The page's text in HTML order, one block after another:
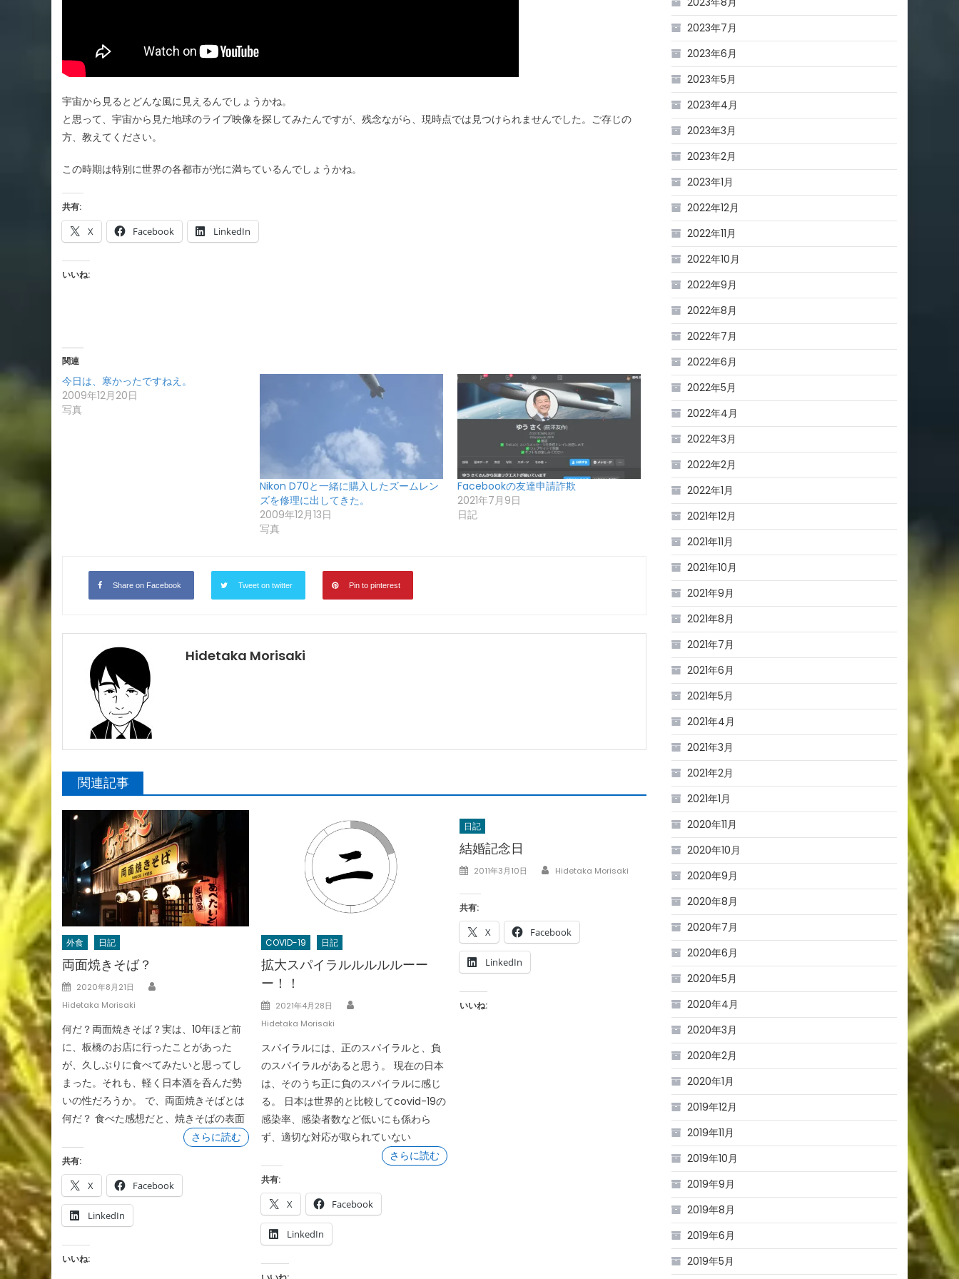
宇宙から見るとどんな風に見えるんでしょうかね。
と思って、宇宙から見た地球のライブ映像を探してみたんですが、残念ながら、現時点では見つけられませんでした。ご存じの
方、教えてください。
この時期は特別に世界の各都市が光に満ちているんでしょうかね。
共有:
X Facebook LinkedIn
いいね:
関連
今日は、寒かったですねえ。
2009年12月20日
写真
Nikon D70と一緒に購入したズームレン
ズを修理に出してきた。
2009年12月13日
写真
Facebookの友達申請詐欺
2021年7月9日
日記
Share on Facebook Tweet on twitter Pin to pinterest
Hidetaka Morisaki
関連記事
外食 日記
両面焼きそば？
Posted
on
2020年8月21日
Hidetaka Morisaki
何だ？両面焼きそば？実は、10年ほど前
に、板橋のお店に行ったことがあった
が、久しぶりに食べてみたいと思ってし
まった。それも、軽く日本酒を呑んだ勢
いの性だろうか。 で、両面焼きそばとは
何だ？ 食べた感想だと、焼きそばの表面
さらに読む
共有:
X Facebook
LinkedIn
いいね:
COVID-19 日記
拡大スパイラルルルルルーー
ー！！
Posted
on
2021年4月28日
Hidetaka Morisaki
スパイラルには、正のスパイラルと、負
のスパイラルがあると思う。 現在の日本
は、そのうち正に負のスパイラルに感じ
る。 日本は世界的と比較してcovid-19の
感染率、感染者数など低いにも係わら
ず、適切な対応が取られていない
さらに読む
共有:
X Facebook
LinkedIn
日記
結婚記念日
Posted
2011年3月10日 Author
Hidetaka Morisaki
共有:
X Facebook
LinkedIn
いいね:
2023年7月
2023年6月
2023年5月
2023年4月
2023年3月
2023年2月
2023年1月
2022年12月
2022年11月
2022年10月
2022年9月
2022年8月
2022年7月
2022年6月
2022年5月
2022年4月
2022年3月
2022年2月
2022年1月
2021年12月
2021年11月
2021年10月
2021年9月
2021年8月
2021年7月
2021年6月
2021年5月
2021年4月
2021年3月
2021年2月
2021年1月
2020年11月
2020年10月
2020年9月
2020年8月
2020年7月
2020年6月
2020年5月
2020年4月
2020年3月
2020年2月
2020年1月
2019年12月
2019年11月
2019年10月
2019年9月
2019年8月
2019年6月
2019年5月